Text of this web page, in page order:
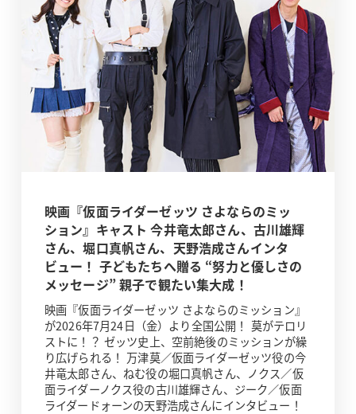
映画『仮面ライダーゼッツ さよならのミッ
ション』キャスト 今井竜太郎さん、古川雄輝
さん、堀口真帆さん、天野浩成さんインタ
ビュー！ 子どもたちへ贈る “努力と優しさの
メッセージ” 親子で観たい集大成！
映画『仮面ライダーゼッツ さよならのミッション』
が2026年7月24日（金）より全国公開！ 莫がテロリ
ストに！？ ゼッツ史上、空前絶後のミッションが繰
り広げられる！ 万津莫／仮面ライダーゼッツ役の今
井竜太郎さん、ねむ役の堀口真帆さん、ノクス／仮
面ライダーノクス役の古川雄輝さん、ジーク／仮面
ライダードォーンの天野浩成さんにインタビュー！